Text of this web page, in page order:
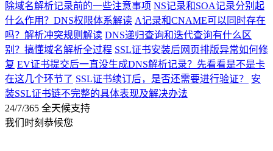
除域名解析记录前的一些注意事项 NS记录和SOA记录分别起
什么作用？DNS权限体系解读 A记录和CNAME可以同时存在
吗？解析冲突规则解读 DNS递归查询和迭代查询有什么区
别？搞懂域名解析全过程 SSL证书安装后网页排版异常如何修
复 EV证书提交后一直没生成DNS解析记录？先看看是不是卡
在这几个环节了 SSL证书续订后，是否还需要进行验证？
安
装SSL证书链不完整的具体表现及解决办法
24/7/365 全天候支持
我们时刻恭候您